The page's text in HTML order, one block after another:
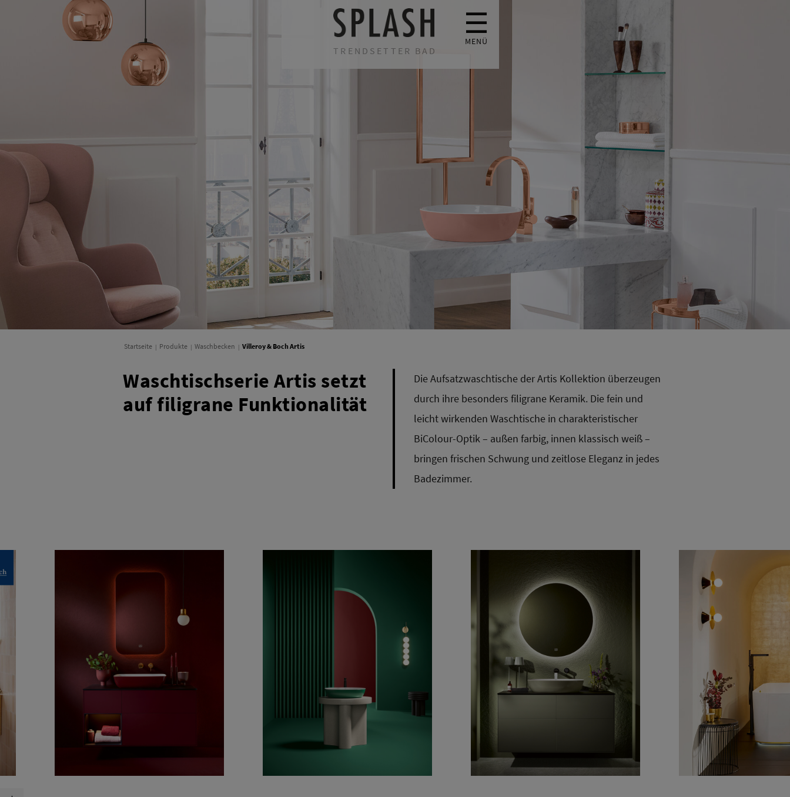
TRENDSETTER BAD
☰
MENÜ
Startseite Produkte Waschbecken Villeroy & Boch Artis
Waschtischserie Artis setzt
auf filigrane Funktionalität
Die Aufsatzwaschtische der Artis Kollektion überzeugen
durch ihre besonders filigrane Keramik. Die fein und
leicht wirkenden Waschtische in charakteristischer
BiColour-Optik – außen farbig, innen klassisch weiß –
bringen frischen Schwung und zeitlose Eleganz in jedes
Badezimmer.